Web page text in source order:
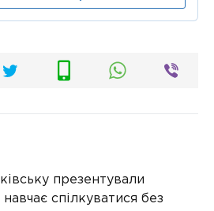
презентували
спілкуватися без